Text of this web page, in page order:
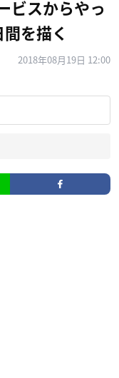
ビスからやっ
を描く
2018年08月19日 12:00